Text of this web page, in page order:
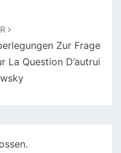
Zur Frage
La Question D’autrui